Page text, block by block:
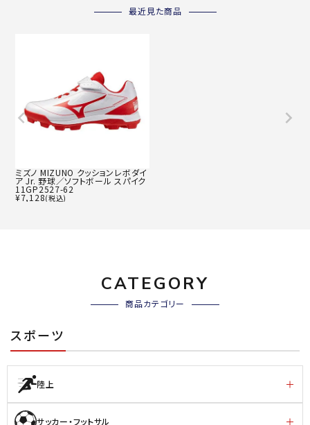
最近見た商品
ミズノ MIZUNO クッションレボダイ
ア Jr. 野球／ソフトボール スパイク
11GP2527-62
¥7,128(税込)
CATEGORY
商品カテゴリー
スポーツ
陸上
サッカー・フットサル